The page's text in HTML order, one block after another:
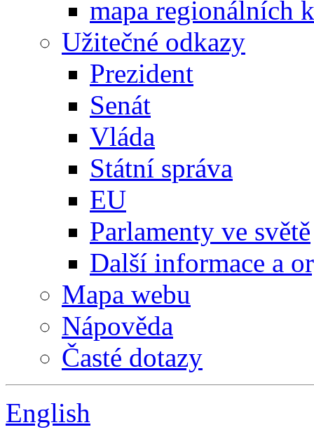
mapa regionálních
Užitečné odkazy
Prezident
Senát
Vláda
Státní správa
EU
Parlamenty ve světě
Další informace a
Mapa webu
Nápověda
Časté dotazy
English